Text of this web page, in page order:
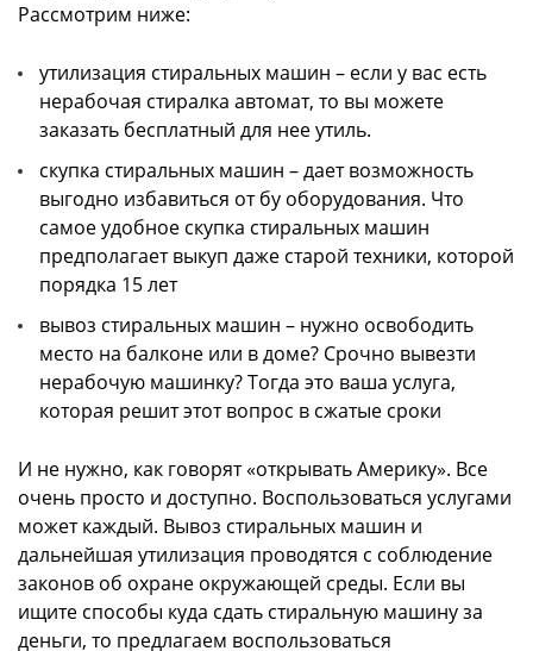
Рассмотрим ниже:
утилизация стиральных машин – если у вас есть
нерабочая стиралка автомат, то вы можете
заказать бесплатный для нее утиль.
скупка стиральных машин – дает возможность
выгодно избавиться от бу оборудования. Что
самое удобное скупка стиральных машин
предполагает выкуп даже старой техники, которой
порядка 15 лет
вывоз стиральных машин – нужно освободить
место на балконе или в доме? Срочно вывезти
нерабочую машинку? Тогда это ваша услуга,
которая решит этот вопрос в сжатые сроки
И не нужно, как говорят «открывать Америку». Все
очень просто и доступно. Воспользоваться услугами
может каждый. Вывоз стиральных машин и
дальнейшая утилизация проводятся с соблюдение
законов об охране окружающей среды. Если вы
ищите способы куда сдать стиральную машину за
деньги, то предлагаем воспользоваться